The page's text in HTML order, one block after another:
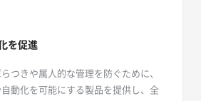
を促進
つきや属人的な管理を防ぐために、
動化を可能にする製品を提供し、全